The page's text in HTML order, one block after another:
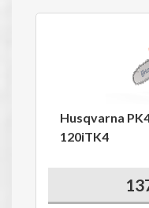
Husqvarna
120iTK4